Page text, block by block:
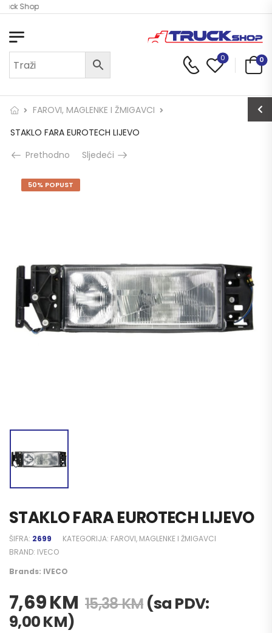
Shop
0 0
FAROVI, MAGLENKE I ŽMIGAVCI
STAKLO FARA EUROTECH LIJEVO
Prethodno
Sljedeći
50% POPUST
STAKLO FARA EUROTECH LIJEVO
ŠIFRA: 2699 KATEGORIJA: FAROVI, MAGLENKE I ŽMIGAVCI
BRAND: IVECO
Brands: IVECO
7,69KM 15,38KM (sa PDV:
9,00KM)